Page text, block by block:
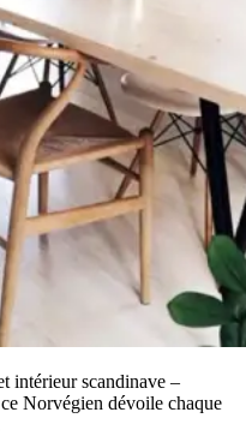
intérieur scandinave –
Norvégien dévoile chaque